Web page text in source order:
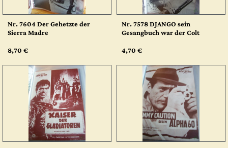
Nr. 7604 Der Gehetzte der
Sierra Madre
8,70 €
Nr. 7578 DJANGO sein
Gesangbuch war der Colt
4,70 €